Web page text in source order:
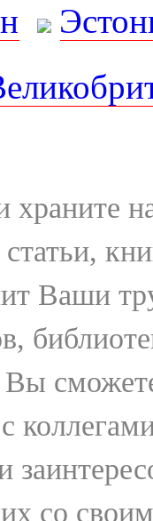
храните
Ваши
Вы
со